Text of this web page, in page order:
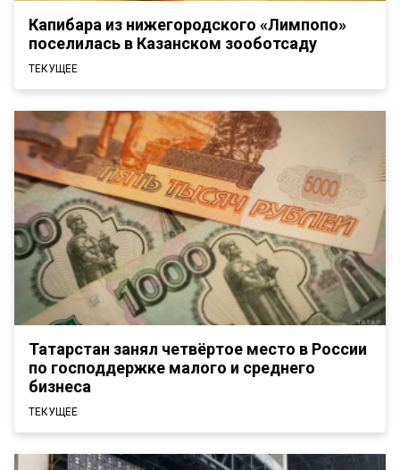
Капибара из нижегородского «Лимпопо»
поселилась в Казанском зооботсаду
ТЕКУЩЕЕ
Татарстан занял четвёртое место в России
по господдержке малого и среднего
бизнеса
ТЕКУЩЕЕ